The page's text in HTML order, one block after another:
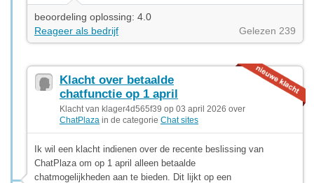
beoordeling oplossing: 4.0
Reageer als bedrijf
Gelezen 239
Klacht over betaalde
chatfunctie op 1 april
Klacht van klager4d565f39 op 03 april 2026 over
ChatPlaza in de categorie Chat sites
Ik wil een klacht indienen over de recente beslissing van
ChatPlaza om op 1 april alleen betaalde
chatmogelijkheden aan te bieden. Dit lijkt op een